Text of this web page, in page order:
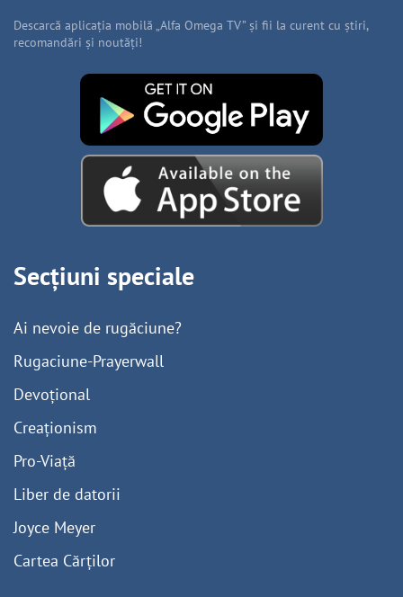
Descarcă aplicația mobilă „Alfa Omega TV” și fii la curent cu știri,
recomandări și noutăți!
Secțiuni speciale
Ai nevoie de rugăciune?
Rugaciune-Prayerwall
Devoțional
Creaționism
Pro-Viață
Liber de datorii
Joyce Meyer
Cartea Cărților